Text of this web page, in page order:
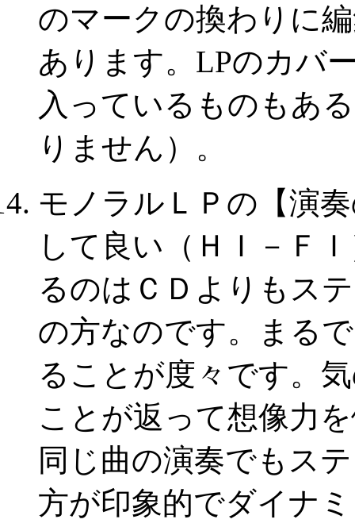
のマークの換わりに
あります。LPのカバ
入っているものもあ
りません）。
モノラルＬＰの【演
して良い（ＨＩ－Ｆ
るのはＣＤよりもス
の方なのです。まる
ることが度々です。
ことが返って想像力
同じ曲の演奏でもス
方が印象的でダイナ